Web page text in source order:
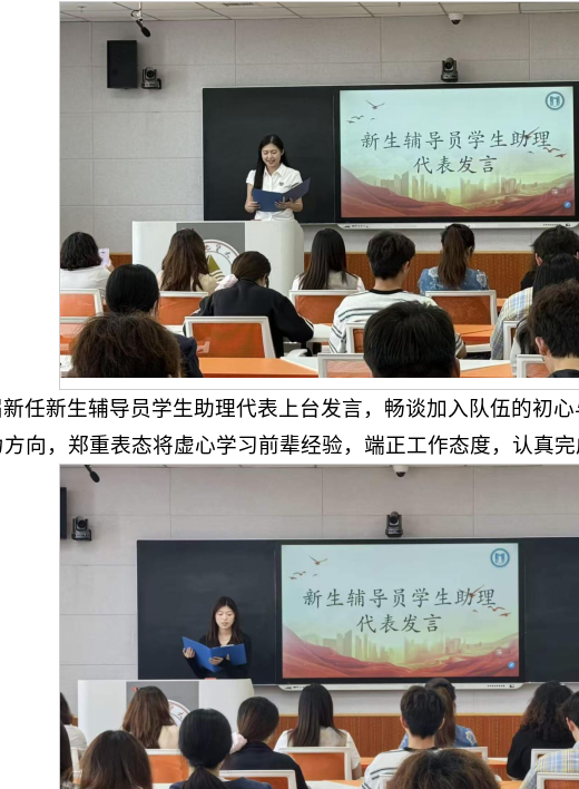
任新生辅导员学生助理代表上台发言，畅谈加入队伍的初
向，郑重表态将虚心学习前辈经验，端正工作态度，认真完